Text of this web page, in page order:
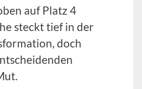
auf Platz 4
steckt tief in der
doch